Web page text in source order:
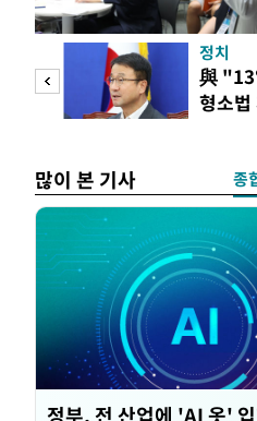
정치
與
형소법
많이 본 기사 종
정부, 전 산업에 'AI 옷'